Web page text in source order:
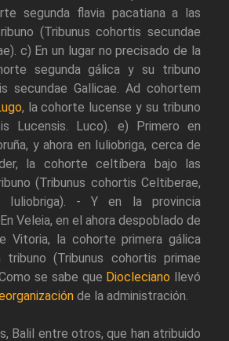
segunda flavia pacatiana a las
(Tribunus cohortis secundae
c) En un lugar no precisado de la
segunda gálica y su tribuno
secundae Gallicae. Ad cohortem
, la cohorte lucense y su tribuno
Lucensis. Luco). e) Primero en
y ahora en Iuliobriga, cerca de
la cohorte celtíbera bajo las
(Tribunus cohortis Celtiberae,
Iuliobriga). - Y en la provincia
Veleia, en el ahora despoblado de
Vitoria, la cohorte primera gálica
tribuno (Tribunus cohortis primae
se sabe que Diocleciano llevó
de la administración.
Balil entre otros, que han atribuido